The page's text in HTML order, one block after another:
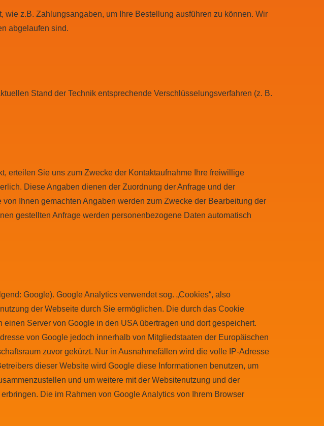
z.B. Zahlungsangaben, um Ihre Bestellung ausführen zu können. Wir
abgelaufen sind.
Stand der Technik entsprechende Verschlüsselungsverfahren (z. B.
erteilen Sie uns zum Zwecke der Kontaktaufnahme Ihre freiwillige
Diese Angaben dienen der Zuordnung der Anfrage und der
Ihnen gemachten Angaben werden zum Zwecke der Bearbeitung der
gestellten Anfrage werden personenbezogene Daten automatisch
Google). Google Analytics verwendet sog. „Cookies“, also
der Webseite durch Sie ermöglichen. Die durch das Cookie
Server von Google in den USA übertragen und dort gespeichert.
von Google jedoch innerhalb von Mitgliedstaaten der Europäischen
zuvor gekürzt. Nur in Ausnahmefällen wird die volle IP-Adresse
dieser Website wird Google diese Informationen benutzen, um
und um weitere mit der Websitenutzung und der
Die im Rahmen von Google Analytics von Ihrem Browser